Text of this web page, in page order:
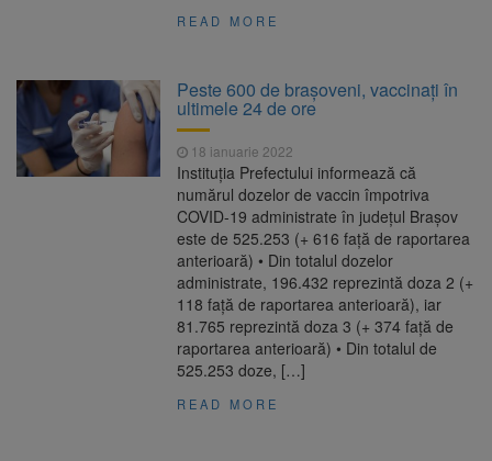
READ MORE
Peste 600 de braşoveni, vaccinaţi în
ultimele 24 de ore
18 ianuarie 2022
Instituția Prefectului informează că
numărul dozelor de vaccin împotriva
COVID-19 administrate în județul Brașov
este de 525.253 (+ 616 față de raportarea
anterioară) • Din totalul dozelor
administrate, 196.432 reprezintă doza 2 (+
118 față de raportarea anterioară), iar
81.765 reprezintă doza 3 (+ 374 față de
raportarea anterioară) • Din totalul de
525.253 doze, […]
READ MORE